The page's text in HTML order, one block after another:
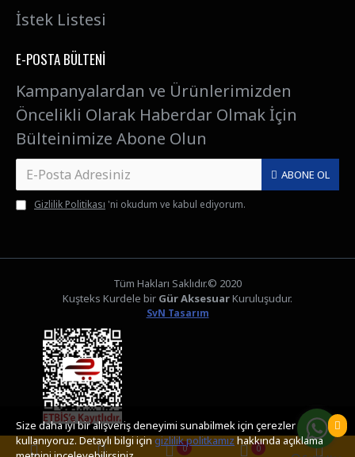
İstek Listesi
E-POSTA BÜLTENI
Kampanyalardan ve Ürünlerimizden
Öncelikli Olarak Haberdar Olmak İçin
Bülteinimize Abone Olun
ABONE OL
Gizlilik Politikası 'ni okudum ve kabul ediyorum.
Tüm Hakları Saklıdır.© 2020
Kuşteks Kurdele bir Gür AksesuarKuruluşudur.
SvN Tasarım
0 0
Size daha iyi bir alışveriş deneyimi sunabilmek için çerezler
kullanıyoruz. Detaylı bilgi içingizlilik politkamızhakkında açıklama